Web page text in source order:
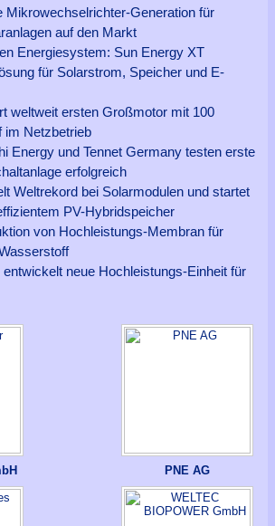
Mikrowechselrichter-Generation für
auf den Markt
Energiesystem: Sun Energy XT
für Solarstrom, Speicher und E-
weltweit ersten Großmotor mit 100
im Netzbetrieb
Energy und Tennet Germany testen erste
erfolgreich
Weltrekord bei Solarmodulen und startet
PV-Hybridspeicher
von Hochleistungs-Membran für
neue Hochleistungs-Einheit für
PNE AG